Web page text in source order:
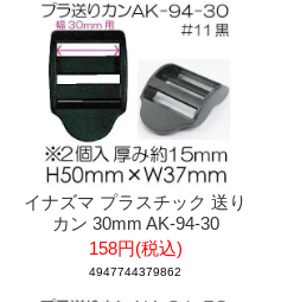
イナズマ プラスチック 送り
カン 30mm AK-94-30
158円(税込)
4947744379862